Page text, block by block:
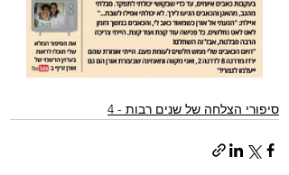
סיפורי הצלחה של שנים רבות - 4